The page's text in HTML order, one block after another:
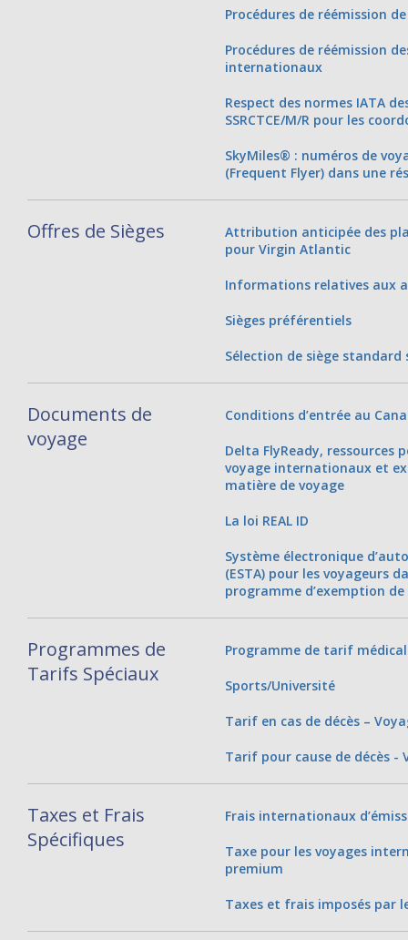
Procédures de réémission
Procédures de réémission
internationaux
Respect des normes IATA
SSRCTCE/M/R pour les
SkyMiles® : numéros de
(Frequent Flyer) dans une
Offres de Sièges
Attribution anticipée des
pour Virgin Atlantic
Informations relatives aux
Sièges préférentiels
Sélection de siège standard
Documents de
voyage
Conditions d’entrée au
Delta FlyReady, ressources
voyage internationaux et
matière de voyage
La loi REAL ID
Système électronique
(ESTA) pour les voyageurs
programme d’exemption de
Programmes de
Tarifs Spéciaux
Programme de tarif médical
Sports/Université
Tarif en cas de décès –
Tarif pour cause de décès -
Taxes et Frais
Spécifiques
Frais internationaux
Taxe pour les voyages
premium
Taxes et frais imposés par